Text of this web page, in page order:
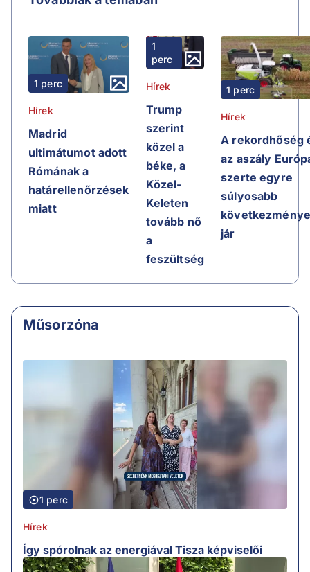
1 perc
Hírek
Madrid
ultimátumot adott
Rómának a
határellenőrzések
miatt
1
perc
Hírek
Trump
szerint
közel a
béke, a
Közel-
Keleten
tovább nő
a
feszültség
1 perc
Hírek
A rekordhőség
az aszály
szerte egyre
súlyosabb
jár
Műsorzóna
1 perc
Hírek
Így spórolnak az energiával Tisza képviselői